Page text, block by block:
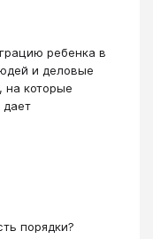
ребенка в
и деловые
на которые
дает
порядки?